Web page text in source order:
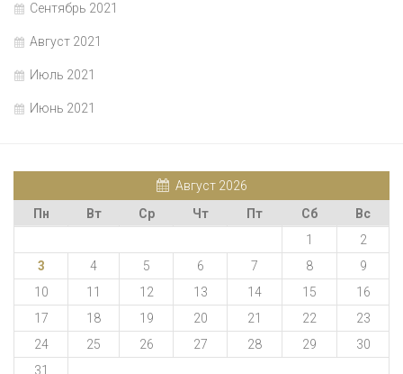
Сентябрь 2021
Август 2021
Июль 2021
Июнь 2021
Август 2026
Пн
Вт Ср Чт Пт Сб
Вс
1
2
3
4 5 6 7 8
9
10
11 12 13 14 15
16
17
18 19 20 21 22
23
24
25 26 27 28 29
30
31